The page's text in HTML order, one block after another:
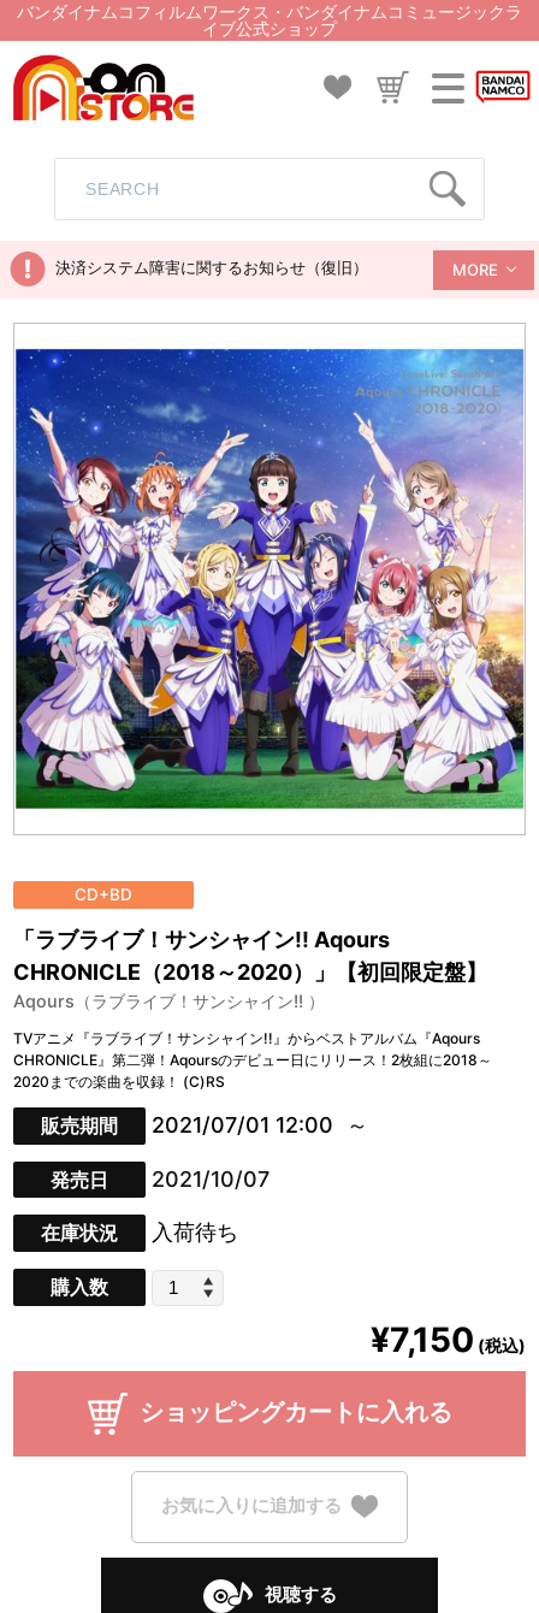
バンダイナムコフィルムワークス・バンダイナムコミュージックラ
イブ公式ショップ
決済システム障害に関するお知らせ（復旧） MORE
CD+BD
「ラブライブ！サンシャイン!! Aqours
CHRONICLE（2018～2020）」【初回限定盤】
Aqours（ラブライブ！サンシャイン!! ）
TVアニメ『ラブライブ！サンシャイン!!』からベストアルバム『Aqours
CHRONICLE』第二弾！Aqoursのデビュー日にリリース！2枚組に2018～
2020までの楽曲を収録！ (C)RS
販売期間 2021/07/01 12:00
発売日 2021/10/07
在庫状況 入荷待ち
購入数
¥7,150 (税込)
ショッピングカートに入れる
お気に入りに追加する
視聴する